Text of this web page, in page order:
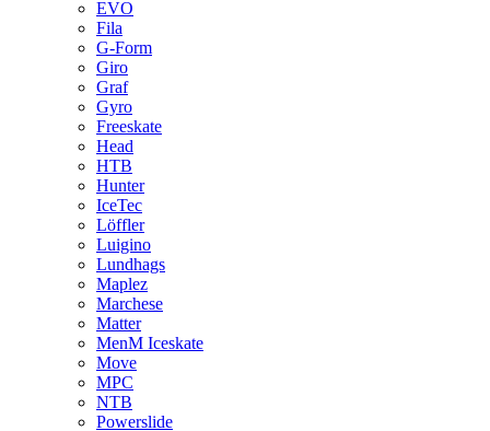
EVO
Fila
G-Form
Giro
Graf
Gyro
Freeskate
Head
HTB
Hunter
IceTec
Löffler
Luigino
Lundhags
Maplez
Marchese
Matter
MenM Iceskate
Move
MPC
NTB
Powerslide